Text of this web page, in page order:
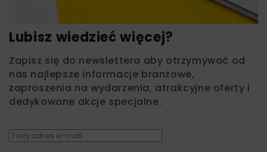
Lubisz wiedzieć więcej?
Zapisz się do newslettera aby otrzymywać od
nas najlepsze informacje branżowe,
zaproszenia na wydarzenia, atrakcyjne oferty i
dedykowane akcje specjalne.